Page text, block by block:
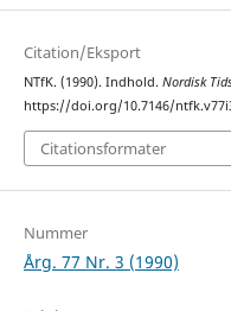
Citation/Eksport
NTfK. (1990). Indhold. Nordisk
https://doi.org/10.7146/
Citationsformater
Nummer
Årg. 77 Nr. 3 (1990)